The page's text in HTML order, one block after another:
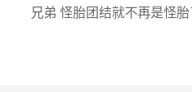
兄弟 怪胎团结就不再是怪胎